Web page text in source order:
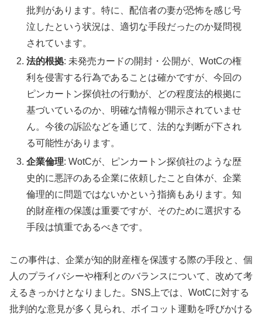
批判があります。特に、配信者の妻が恐怖を感じ号
泣したという状況は、適切な手段だったのか疑問視
されています。
法的根拠: 未発売カードの開封・公開が、WotCの権
利を侵害する行為であることは確かですが、今回の
ピンカートン探偵社の行動が、どの程度法的根拠に
基づいているのか、明確な情報が開示されていませ
ん。今後の訴訟などを通じて、法的な判断が下され
る可能性があります。
企業倫理: WotCが、ピンカートン探偵社のような歴
史的に悪評のある企業に依頼したこと自体が、企業
倫理的に問題ではないかという指摘もあります。知
的財産権の保護は重要ですが、そのために選択する
手段は慎重であるべきです。
この事件は、企業が知的財産権を保護する際の手段と、個
人のプライバシーや権利とのバランスについて、改めて考
えるきっかけとなりました。SNS上では、WotCに対する
批判的な意見が多く見られ、ボイコット運動を呼びかける